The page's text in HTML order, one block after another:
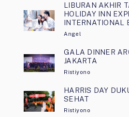
LIBURAN AKHIR
HOLIDAY INN
INTERNATIONAL
Angel
GALA DINNER
JAKARTA
Ristiyono
HARRIS DAY
SEHAT
Ristiyono